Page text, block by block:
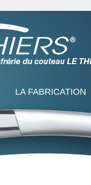
LA FABRICATION